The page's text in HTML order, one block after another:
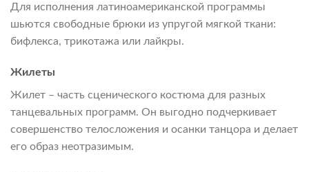
Для исполнения латиноамериканской программы
шьются свободные брюки из упругой мягкой ткани:
бифлекса, трикотажа или лайкры.
Жилеты
Жилет – часть сценического костюма для разных
танцевальных программ. Он выгодно подчеркивает
совершенство телосложения и осанки танцора и делает
его образ неотразимым.